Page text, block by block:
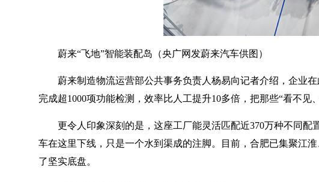
蔚来“飞地”智能装配岛（央广网发蔚来汽车供图）
蔚来制造物流运营部公共事务负责人杨易向记者介绍，企业
完成超1000项功能检测，效率比人工提升10多倍，把那些“看不见
更令人印象深刻的是，这座工厂能灵活匹配近370万种不同
车在这里下线，只是一个水到渠成的注脚。目前，合肥已集聚江
了坚实底盘。